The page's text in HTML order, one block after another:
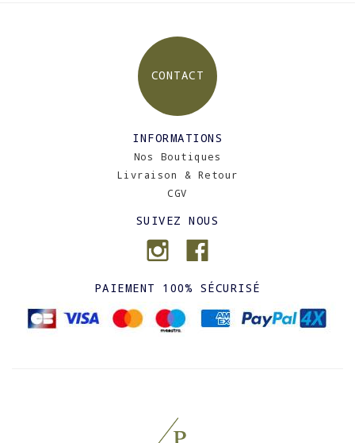
CONTACT
INFORMATIONS
Nos Boutiques
Livraison & Retour
CGV
SUIVEZ NOUS
PAIEMENT 100% SÉCURISÉ